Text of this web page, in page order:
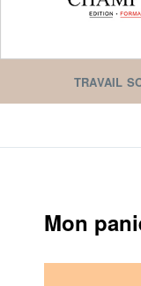
TRAVAIL
Mon